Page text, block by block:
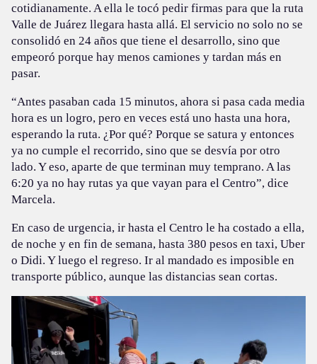
cotidianamente. A ella le tocó pedir firmas para que la ruta
Valle de Juárez llegara hasta allá. El servicio no solo no se
consolidó en 24 años que tiene el desarrollo, sino que
empeoró porque hay menos camiones y tardan más en
pasar.
“Antes pasaban cada 15 minutos, ahora si pasa cada media
hora es un logro, pero en veces está uno hasta una hora,
esperando la ruta. ¿Por qué? Porque se satura y entonces
ya no cumple el recorrido, sino que se desvía por otro
lado. Y eso, aparte de que terminan muy temprano. A las
6:20 ya no hay rutas ya que vayan para el Centro”, dice
Marcela.
En caso de urgencia, ir hasta el Centro le ha costado a ella,
de noche y en fin de semana, hasta 380 pesos en taxi, Uber
o Didi. Y luego el regreso. Ir al mandado es imposible en
transporte público, aunque las distancias sean cortas.